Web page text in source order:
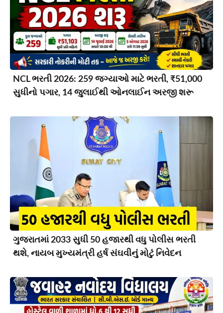
NCL ભરતી 2026: 259 જગ્યાઓ માટે ભરતી, ₹51,000
સુધીનો પગાર, 14 જુલાઈથી ઓનલાઈન અરજી શરૂ
ગુજરાતમાં 2033 સુધી 50 હજારથી વધુ પોલીસ ભરતી
થશે, નાયબ મુખ્યમંત્રી હર્ષ સંઘવીનું મોટું નિવેદન